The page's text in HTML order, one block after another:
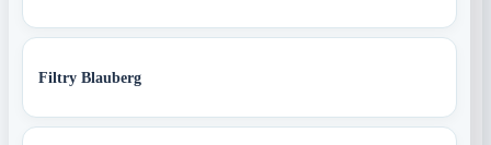
Filtry Blauberg